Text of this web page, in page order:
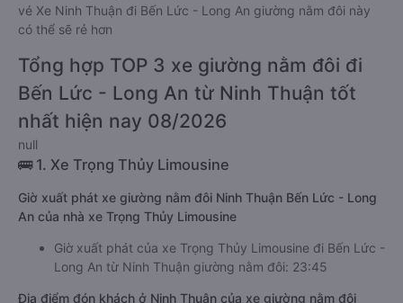
vé Xe Ninh Thuận đi Bến Lức - Long An giường nằm đôi này
có thể sẽ rẻ hơn
Tổng hợp TOP 3 xe giường nằm đôi đi
Bến Lức - Long An từ Ninh Thuận tốt
nhất hiện nay 08/2026
null
🚌 1. Xe Trọng Thủy Limousine
Giờ xuất phát xe giường nằm đôi Ninh Thuận Bến Lức - Long
An của nhà xe Trọng Thủy Limousine
Giờ xuất phát của xe Trọng Thủy Limousine đi Bến Lức -
Long An từ Ninh Thuận giường nằm đôi: 23:45
Địa điểm đón khách ở Ninh Thuận của xe giường nằm đôi